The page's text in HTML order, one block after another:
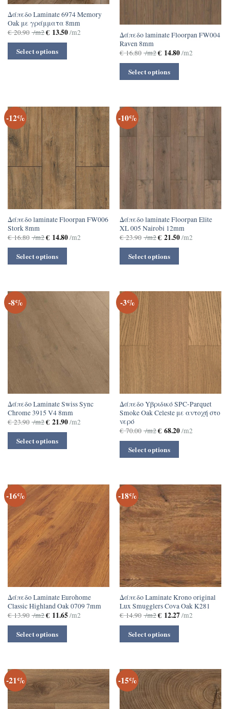
Δάπεδο Laminate 6974 Memory
Oak με γράμματα 8mm
€20.90 /m2€13.50/m2
Select options
Δάπεδο laminate Floorpan FW004
Raven 8mm
€16.80 /m2€14.80/m2
Select options
-12%
Δάπεδο laminate Floorpan FW006
Stork 8mm
€16.80 /m2€14.80/m2
Select options
-10%
Δάπεδο laminate Floorpan Elite
XL 005 Nairobi 12mm
€23.90 /m2€21.50/m2
Select options
-8%
Δάπεδο Laminate Swiss Sync
Chrome 3915 V4 8mm
€23.90 /m2€21.90/m2
Select options
-3%
Δάπεδο Yβριδικό SPC-Parquet
Smoke Oak Celeste με αντοχή στο
νερό
€70.00 /m2€68.20/m2
Select options
-16%
Δάπεδο Laminate Eurohome
Classic Highland Oak 0709 7mm
€13.90 /m2€11.65/m2
Select options
-18%
Δάπεδο Laminate Krono original
Lux Smugglers Cova Oak K281
€14.90 /m2€12.27/m2
Select options
-21% -15%